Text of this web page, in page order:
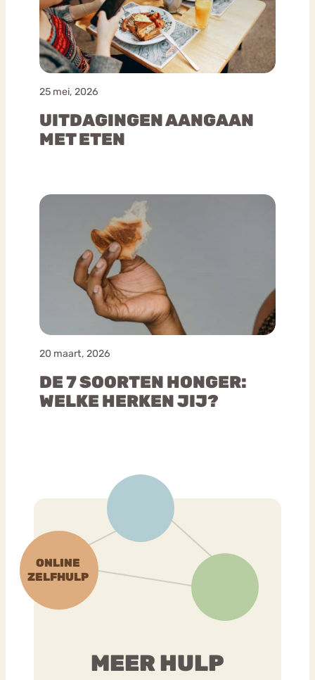
25 mei, 2026
UITDAGINGEN AANGAAN
MET ETEN
20 maart, 2026
DE 7 SOORTEN HONGER:
WELKE HERKEN JIJ?
MEER HULP